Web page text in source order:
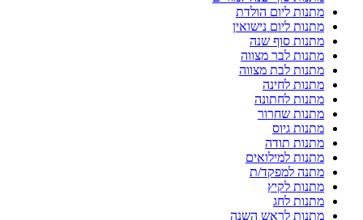
מתנות ליום הולדת
מתנות ליום נישואין
מתנות סוף שנה
מתנות לבר מצווה
מתנות לבת מצווה
מתנות לחינה
מתנות לחתונה
מתנות שחרור
מתנות גיוס
מתנות תודה
מתנות למילואים
מתנה למפקד/ת
מתנות לקיץ
מתנות לחג
מתנות לראש השנה